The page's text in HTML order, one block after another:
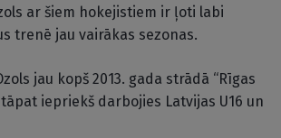
ar šiem hokejistiem ir ļoti labi
trenē jau vairākas sezonas.
jau kopš 2013. gada strādā “Rīgas
tāpat iepriekš darbojies Latvijas U16 un